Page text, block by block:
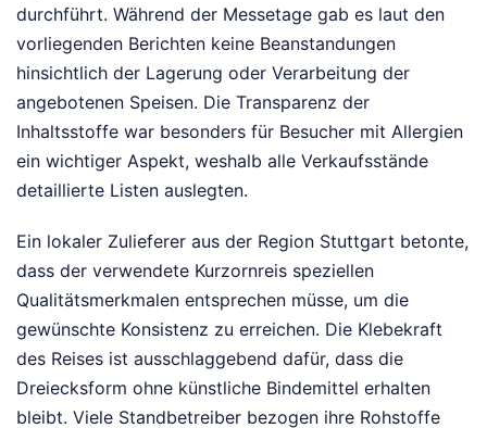
durchführt. Während der Messetage gab es laut den
vorliegenden Berichten keine Beanstandungen
hinsichtlich der Lagerung oder Verarbeitung der
angebotenen Speisen. Die Transparenz der
Inhaltsstoffe war besonders für Besucher mit Allergien
ein wichtiger Aspekt, weshalb alle Verkaufsstände
detaillierte Listen auslegten.
Ein lokaler Zulieferer aus der Region Stuttgart betonte,
dass der verwendete Kurzornreis speziellen
Qualitätsmerkmalen entsprechen müsse, um die
gewünschte Konsistenz zu erreichen. Die Klebekraft
des Reises ist ausschlaggebend dafür, dass die
Dreiecksform ohne künstliche Bindemittel erhalten
bleibt. Viele Standbetreiber bezogen ihre Rohstoffe